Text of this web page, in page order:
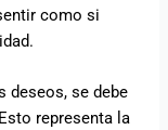
como si
deseos, se debe
representa la